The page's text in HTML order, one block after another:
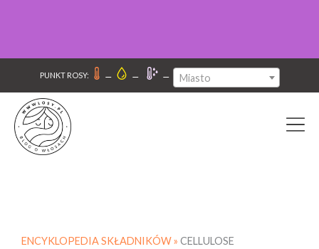
PUNKT ROSY: – – – Miasto
ENCYKLOPEDIA SKŁADNIKÓW » CELLULOSE